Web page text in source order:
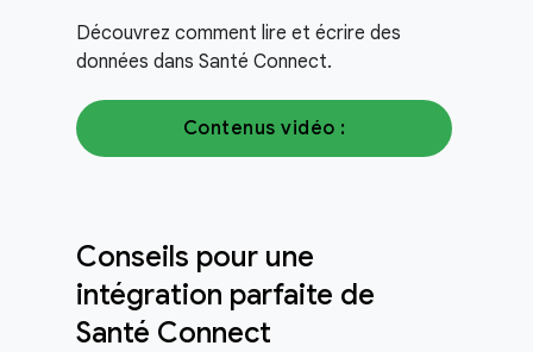
Découvrez comment lire et écrire des
données dans Santé Connect.
Contenus vidéo :
Conseils pour une
intégration parfaite de
Santé Connect